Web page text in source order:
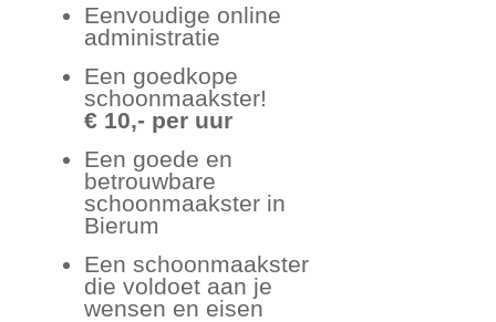
Eenvoudige online
administratie
Een goedkope
schoonmaakster!
€ 10,- per uur
Een goede en
betrouwbare
schoonmaakster in
Bierum
Een schoonmaakster
die voldoet aan je
wensen en eisen